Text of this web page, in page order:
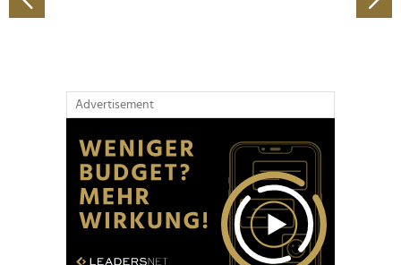
gesammelt haben.
Advertisement